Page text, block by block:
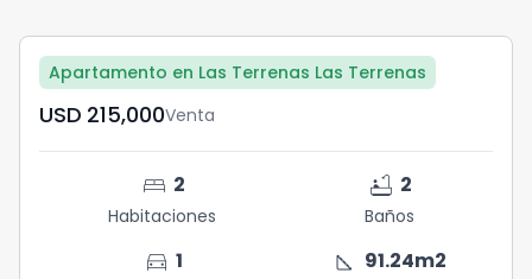
Apartamento en Las Terrenas Las Terrenas
USD	215,000Venta
bed 2
Habitaciones
bathtub 2
Baños
directions_car 1 square_foot 91.24m2